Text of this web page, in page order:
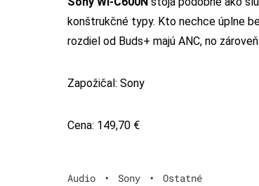
konštrukčné typy. Kto nechce úplne
rozdiel od Buds+ majú ANC, no
Zapožičal: Sony
Cena: 149,70 €
Audio • Sony • Ostatné